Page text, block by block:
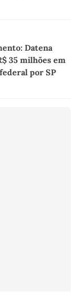
Datena
35 milhões em
por SP